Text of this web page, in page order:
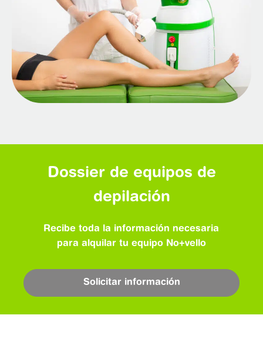
Dossier de equipos de
depilación
Recibe toda la información necesaria
para alquilar tu equipo No+vello
Solicitar información